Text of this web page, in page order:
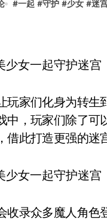
#一起 #守护 #少女 #迷
家们化身为转生
中，玩家们除了
此打造更强的迷
录众多魔人角色